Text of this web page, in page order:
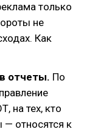
только
не
Как
отчеты. По
на тех, кто
— относятся к